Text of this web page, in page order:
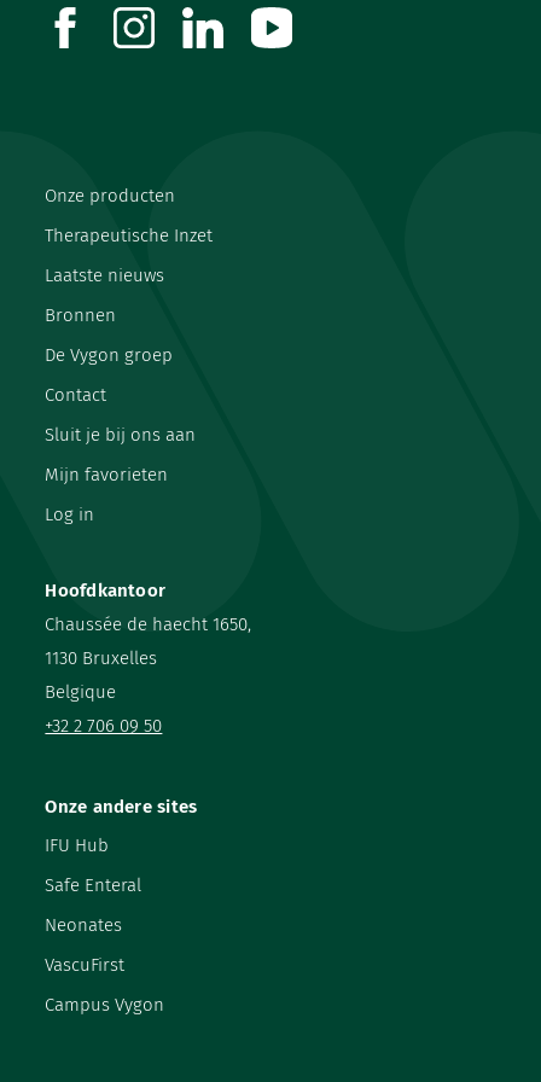
Hoofdkantoor
Chaussée de haecht 1650,
1130 Bruxelles
Belgique
+32 2 706 09 50
Onze producten
Therapeutische Inzet
Laatste nieuws
Bronnen
De Vygon groep
Contact
Sluit je bij ons aan
Mijn favorieten
Log in
Onze andere sites
IFU Hub
Safe Enteral
Neonates
VascuFirst
Campus Vygon
facebookinstagramlinkedin